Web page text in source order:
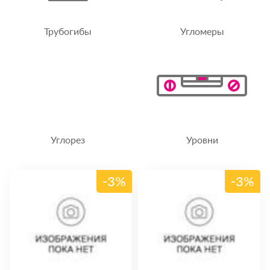
Трубогибы Угломеры
Углорез Уровни
-3% -3%